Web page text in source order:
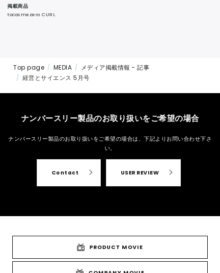
掲載商品
tocosmezero CURL
Top page MEDIA
メディア掲載情報 - 記事
経営とサイエンス 5月号
ナンバースリー製品のお取り扱いをご希望の場合
ナンバースリー製品のお取り扱いをご希望の場合は、 下記よりお問い合わせ下さ
い。
Contact USER REVIEW
PRODUCT MOVIE